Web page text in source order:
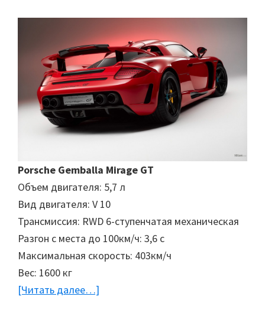
Porsche Gemballa Mirage GT
Объем двигателя: 5,7 л
Вид двигателя: V 10
Трансмиссия: RWD 6-ступенчатая механическая
Разгон с места до 100км/ч: 3,6 с
Максимальная скорость: 403км/ч
Вес: 1600 кг
[Читать далее…]